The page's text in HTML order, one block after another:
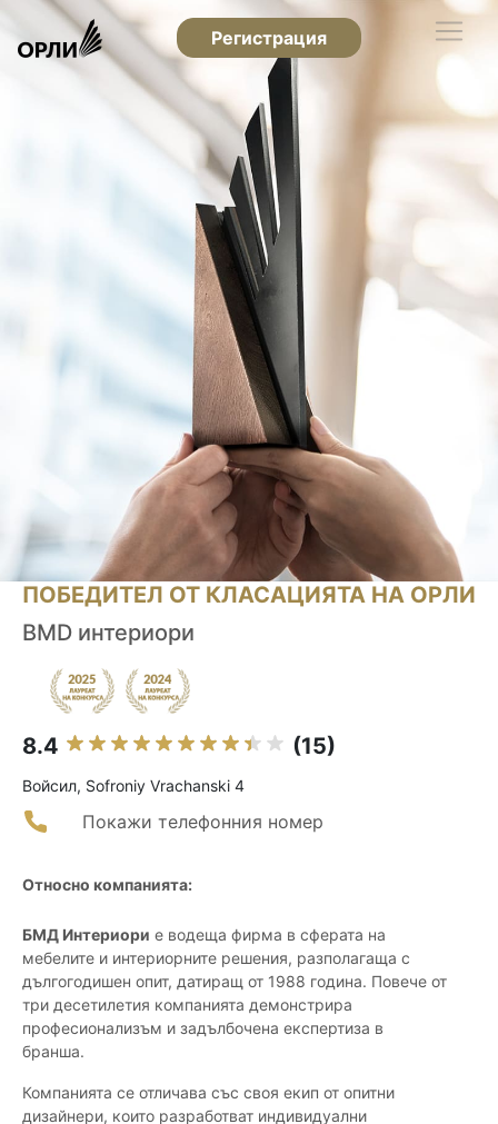
Регистрация
ПОБЕДИТЕЛ ОТ КЛАСАЦИЯТА НА ОРЛИ
BMD интериори
8.4 (15)
Войсил, Sofroniy Vrachanski 4
Покажи телефонния номер
Относно компанията:
БМД Интериори е водеща фирма в сферата на
мебелите и интериорните решения, разполагаща с
дългогодишен опит, датиращ от 1988 година. Повече от
три десетилетия компанията демонстрира
професионализъм и задълбочена експертиза в
бранша.
Компанията се отличава със своя екип от опитни
дизайнери, които разработват индивидуални